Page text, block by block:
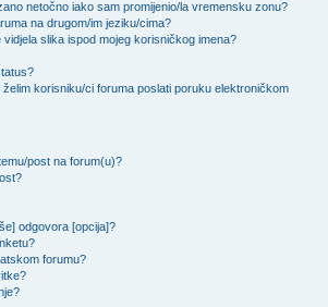
netočno iako sam promijenio/la vremensku zonu?
na drugom/im jeziku/cima?
slika ispod mojeg korisničkog imena?
korisniku/ci foruma poslati poruku elektroničkom
post na forum(u)?
odgovora [opcija]?
forumu?